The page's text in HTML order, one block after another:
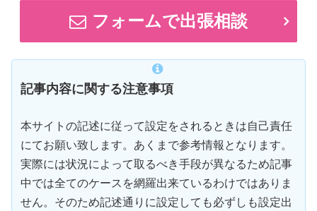
フォームで出張相談
記事内容に関する注意事項
本サイトの記述に従って設定をされるときは自己責任
にてお願い致します。あくまで参考情報となります。
実際には状況によって取るべき手段が異なるため記事
中では全てのケースを網羅出来ているわけではありま
せん。そのため記述通りに設定しても必ずしも設定出